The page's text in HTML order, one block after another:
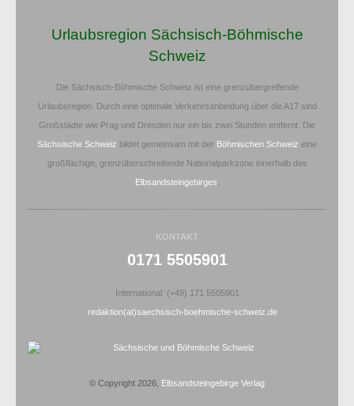
Urlaubsregion Sächsisch-Böhmische
Schweiz
Die Sächsisch-Böhmische Schweiz ist eine grenzübergreifende
Urlaubsregion. Durch eine optimale Verkehrsanbindung über die A17 sind
Großstädte wie Prag und Dresden nur ein bis zwei Stunden entfernt. Die
Sächsische Schweiz bildet gemeinsam mit der Böhmischen Schweiz eine
großflächige, grenzüberschreitende Nationalparkzone innerhalb des
Elbsandsteingebirges
KONTAKT
0171 5505901
International: (+49) 171 5505901
redaktion(at)saechsisch-boehmische-schweiz.de
© Copyright 2026, Elbsandsteingebirge Verlag